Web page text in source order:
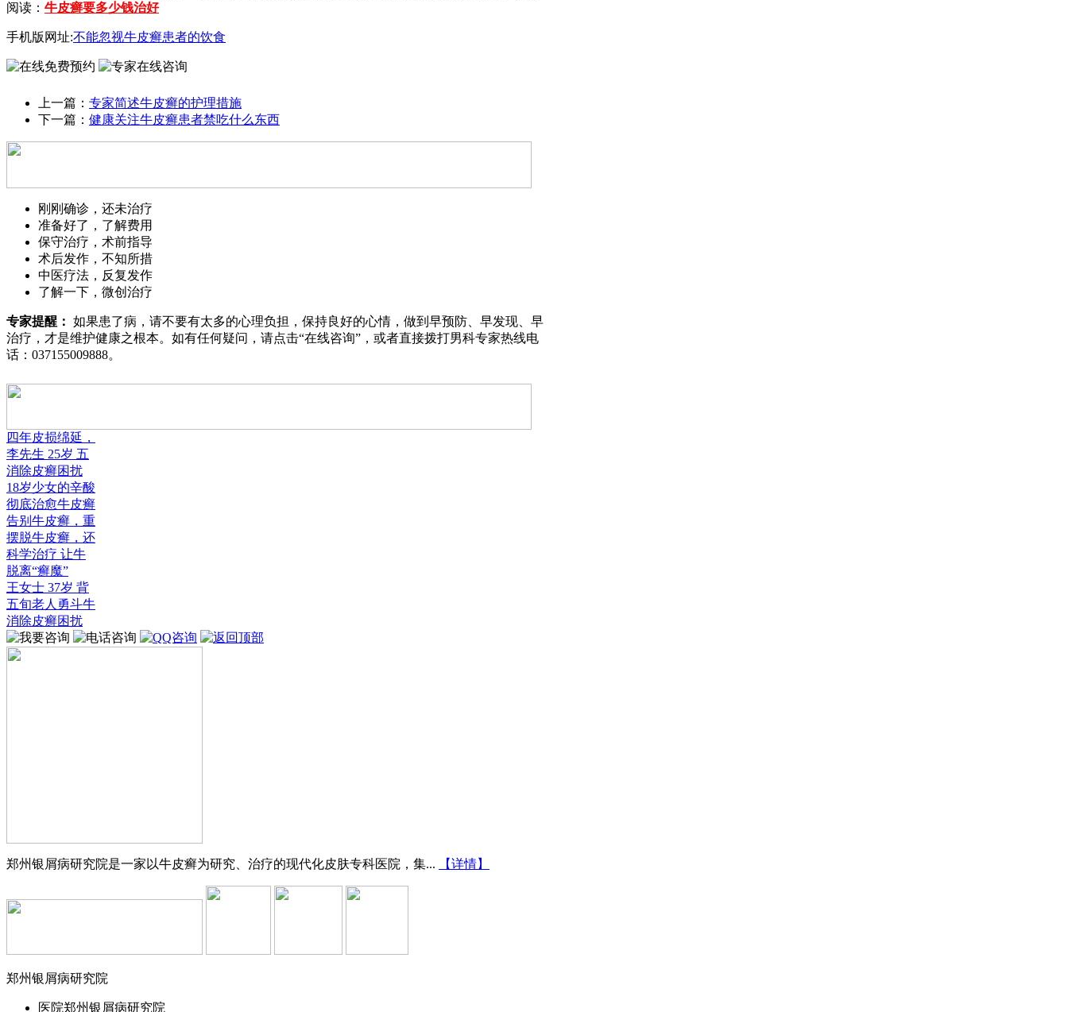
阅读： 牛皮癣要多少钱治好
手机版网址:不能忽视牛皮癣患者的饮食
上一篇： 专家简述牛皮癣的护理措施
下一篇： 健康关注牛皮癣患者禁吃什么东西
刚刚确诊，还未治疗
准备好了，了解费用
保守治疗，术前指导
术后发作，不知所措
中医疗法，反复发作
了解一下，微创治疗
专家提醒： 如果患了病，请不要有太多的心理负担，保持良好的心情，做到早预防、早发现、早
治疗，才是维护健康之根本。如有任何疑问，请点击“在线咨询”，或者直接拨打男科专家热线电
话： 037155009888。
四年皮损绵延，
李先生 25岁 五
消除皮癣困扰
18岁少女的辛酸
彻底治愈牛皮癣
告别牛皮癣，重
摆脱牛皮癣，还
科学治疗 让牛
脱离“癣魔”
王女士 37岁 背
五旬老人勇斗牛
消除皮癣困扰
郑州银屑病研究院是一家以牛皮癣为研究、治疗的现代化皮肤专科医院，集... 【详情】
郑州银屑病研究院
医院郑州银屑病研究院